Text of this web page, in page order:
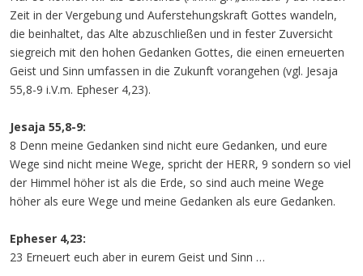
Zeit in der Vergebung und Auferstehungskraft Gottes wandeln,
die beinhaltet, das Alte abzuschließen und in fester Zuversicht
siegreich mit den hohen Gedanken Gottes, die einen erneuerten
Geist und Sinn umfassen in die Zukunft vorangehen (vgl. Jesaja
55,8-9 i.V.m. Epheser 4,23).
Jesaja 55,8-9:
8 Denn meine Gedanken sind nicht eure Gedanken, und eure
Wege sind nicht meine Wege, spricht der HERR, 9 sondern so viel
der Himmel höher ist als die Erde, so sind auch meine Wege
höher als eure Wege und meine Gedanken als eure Gedanken.
Epheser 4,23:
23 Erneuert euch aber in eurem Geist und Sinn …